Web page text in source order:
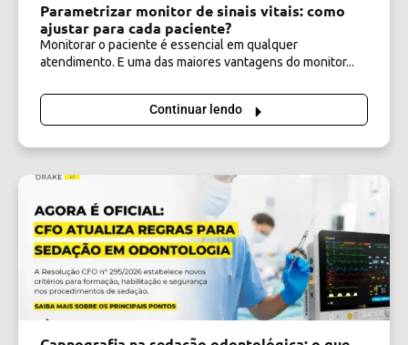
Parametrizar monitor de sinais vitais: como
ajustar para cada paciente?
Monitorar o paciente é essencial em qualquer
atendimento. E uma das maiores vantagens do monitor...
Continuar lendo